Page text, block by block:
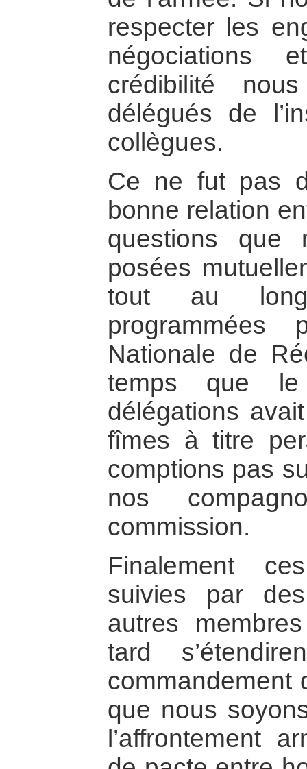
respecter les
crédibilité
délégués de
collègues.
Ce ne fut pas
bonne relation
questions que
posées
tout au
programmées
Nationale de
temps que
délégations
fîmes à titre
comptions pas
nos
commission.
Finalement
suivies par
autres
tard
commandement
que nous
l’affrontement